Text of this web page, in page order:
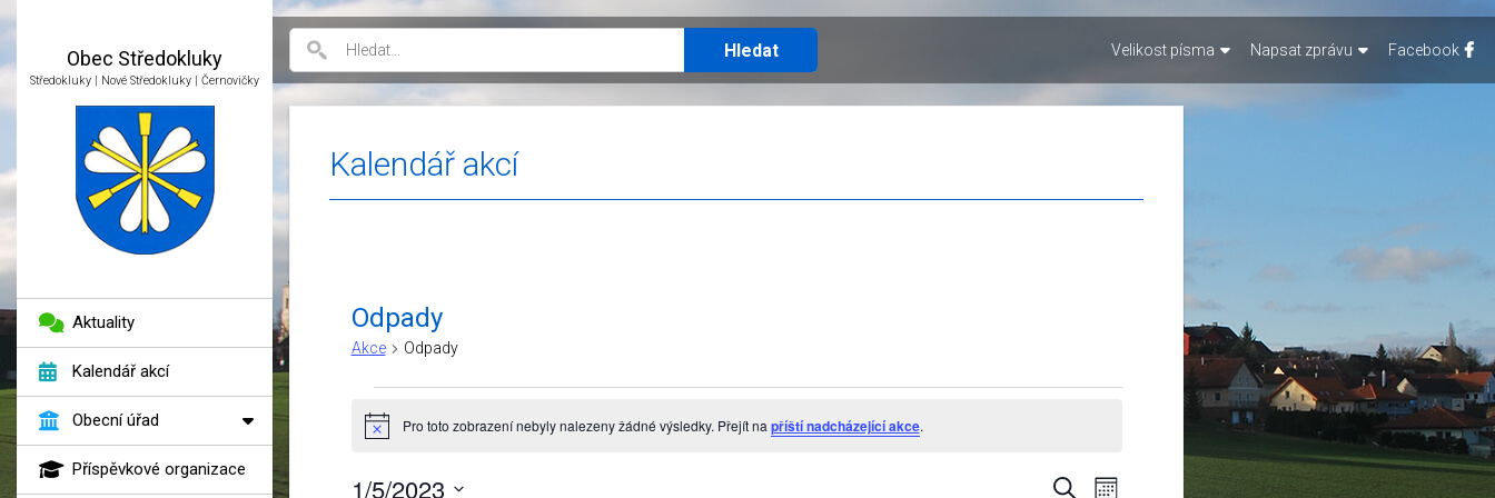
Obec Středokluky
Středokluky | Nové Středokluky | Černovičky
Kalendář akcí
Odpady
Akce Odpady
Notice Pro toto zobrazení nebyly nalezeny žádné výsledky. Přejít na příští nadcházející akce.
Navigace
HledatNavigace
1/5/2023
Velikost písma Napsat zprávu Facebook
Aktuality
Kalendář akcí
Obecní úřad
Příspěvkové organizace